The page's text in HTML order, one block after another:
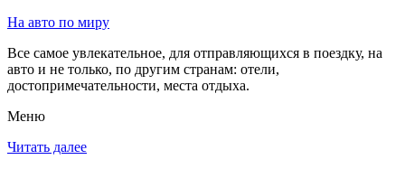
На авто по миру
Все самое увлекательное, для отправляющихся в поездку, на
авто и не только, по другим странам: отели,
достопримечательности, места отдыха.
Меню
Читать далее